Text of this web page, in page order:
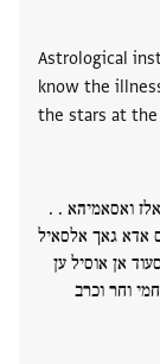
Astrological
know the
the stars at
ואסאמיהא . .
אדא גאך אלסאיל
אן אוסיל ען
וחר וכרב